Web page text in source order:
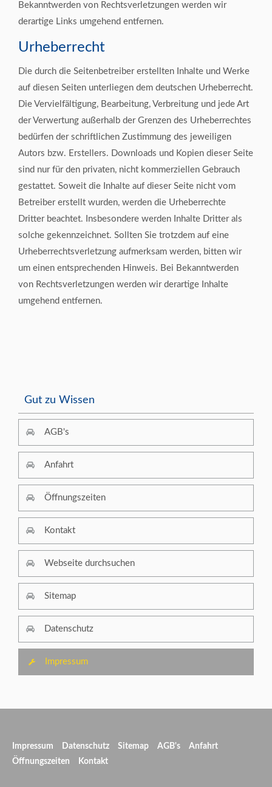
Bekanntwerden von Rechtsverletzungen werden wir
derartige Links umgehend entfernen.
Urheberrecht
Die durch die Seitenbetreiber erstellten Inhalte und Werke
auf diesen Seiten unterliegen dem deutschen Urheberrecht.
Die Vervielfältigung, Bearbeitung, Verbreitung und jede Art
der Verwertung außerhalb der Grenzen des Urheberrechtes
bedürfen der schriftlichen Zustimmung des jeweiligen
Autors bzw. Erstellers. Downloads und Kopien dieser Seite
sind nur für den privaten, nicht kommerziellen Gebrauch
gestattet. Soweit die Inhalte auf dieser Seite nicht vom
Betreiber erstellt wurden, werden die Urheberrechte
Dritter beachtet. Insbesondere werden Inhalte Dritter als
solche gekennzeichnet. Sollten Sie trotzdem auf eine
Urheberrechtsverletzung aufmerksam werden, bitten wir
um einen entsprechenden Hinweis. Bei Bekanntwerden
von Rechtsverletzungen werden wir derartige Inhalte
umgehend entfernen.
Gut zu Wissen
AGB's
Anfahrt
Öffnungszeiten
Kontakt
Webseite durchsuchen
Sitemap
Datenschutz
Impressum
Impressum Datenschutz Sitemap AGB's
Anfahrt
Öffnungszeiten
Kontakt